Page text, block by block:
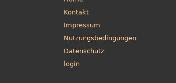
Kontakt
Impressum
Nutzungsbedingungen
Datenschutz
login